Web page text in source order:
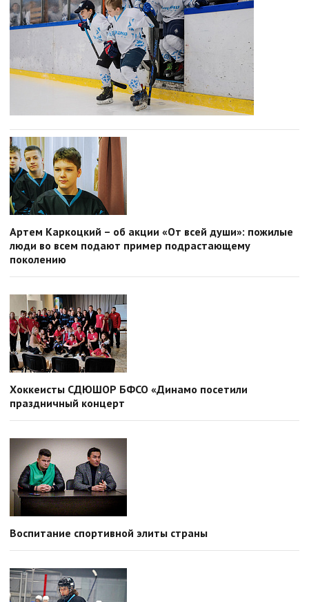
Артем Каркоцкий – об акции «От всей души»: пожилые
люди во всем подают пример подрастающему
поколению
Хоккеисты СДЮШОР БФСО «Динамо посетили
праздничный концерт
Воспитание спортивной элиты страны